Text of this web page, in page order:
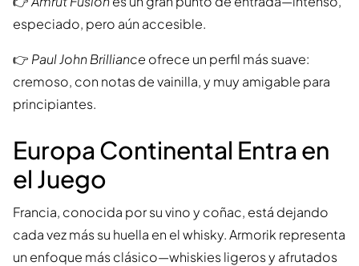
especiado, pero aún accesible.
👉 Paul John Brilliance ofrece un perfil más suave:
cremoso, con notas de vainilla, y muy amigable para
principiantes.
Europa Continental Entra en
el Juego
Francia, conocida por su vino y coñac, está dejando
cada vez más su huella en el whisky. Armorik representa
un enfoque más clásico—whiskies ligeros y afrutados